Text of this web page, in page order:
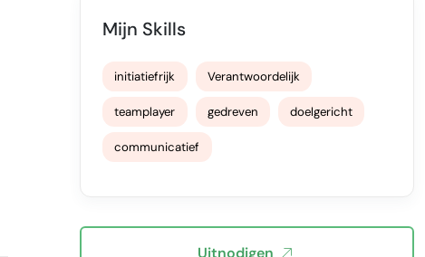
Mijn Skills
initiatiefrijk Verantwoordelijk
teamplayer gedreven doelgericht
communicatief